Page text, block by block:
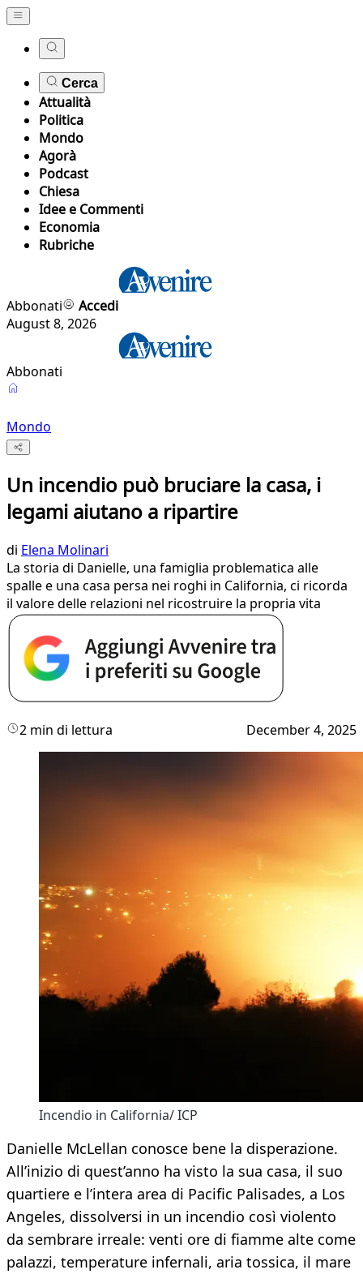
Cerca
Attualità
Politica
Mondo
Agorà
Podcast
Chiesa
Idee e Commenti
Economia
Rubriche
Abbonati
Accedi
August 8, 2026
Abbonati
Mondo
Un incendio può bruciare la casa, i
legami aiutano a ripartire
di Elena Molinari
La storia di Danielle, una famiglia problematica alle
spalle e una casa persa nei roghi in California, ci ricorda
il valore delle relazioni nel ricostruire la propria vita
2 min di lettura December 4, 2025
Incendio in California/ ICP
Danielle McLellan conosce bene la disperazione.
All’inizio di quest’anno ha visto la sua casa, il suo
quartiere e l’intera area di Pacific Palisades, a Los
Angeles, dissolversi in un incendio così violento
da sembrare irreale: venti ore di fiamme alte come
palazzi, temperature infernali, aria tossica, il mare